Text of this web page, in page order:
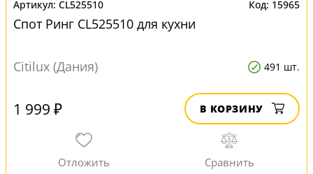
CL525510 15965
Спот Ринг CL525510 для кухни
Citilux (Дания) 491 шт.
1 999 ₽ В КОРЗИНУ